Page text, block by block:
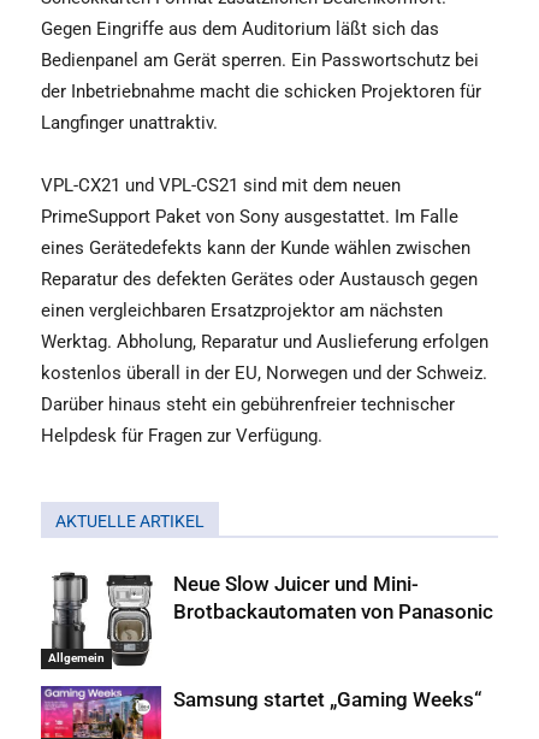
Gegen Eingriffe aus dem Auditorium läßt sich das
Bedienpanel am Gerät sperren. Ein Passwortschutz bei
der Inbetriebnahme macht die schicken Projektoren für
Langfinger unattraktiv.
VPL-CX21 und VPL-CS21 sind mit dem neuen
PrimeSupport Paket von Sony ausgestattet. Im Falle
eines Gerätedefekts kann der Kunde wählen zwischen
Reparatur des defekten Gerätes oder Austausch gegen
einen vergleichbaren Ersatzprojektor am nächsten
Werktag. Abholung, Reparatur und Auslieferung erfolgen
kostenlos überall in der EU, Norwegen und der Schweiz.
Darüber hinaus steht ein gebührenfreier technischer
Helpdesk für Fragen zur Verfügung.
AKTUELLE ARTIKEL
Allgemein
Neue Slow Juicer und Mini-
Brotbackautomaten von Panasonic
Samsung startet „Gaming Weeks“